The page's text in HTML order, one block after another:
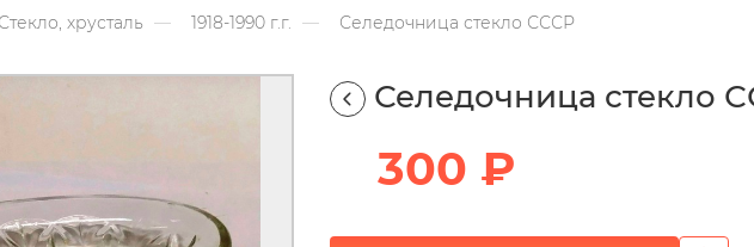
Стекло, хрусталь 1918-1990 г.г. Селедочница стекло СССР
Селедочница стекло
300 ₽